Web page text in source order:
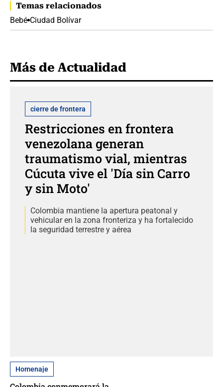
Temas relacionados
Bebé Ciudad Bolívar
Más de Actualidad
cierre de frontera
Restricciones en frontera
venezolana generan
traumatismo vial, mientras
Cúcuta vive el 'Día sin Carro
y sin Moto'
Colombia mantiene la apertura peatonal y
vehicular en la zona fronteriza y ha fortalecido
la seguridad terrestre y aérea
Homenaje